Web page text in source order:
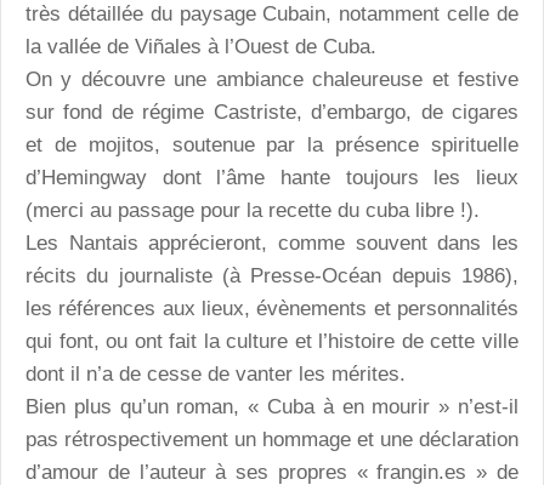
très détaillée du paysage Cubain, notamment celle de
la vallée de Viñales à l’Ouest de Cuba.
On y découvre une ambiance chaleureuse et festive
sur fond de régime Castriste, d’embargo, de cigares
et de mojitos, soutenue par la présence spirituelle
d’Hemingway dont l’âme hante toujours les lieux
(merci au passage pour la recette du cuba libre !).
Les Nantais apprécieront, comme souvent dans les
récits du journaliste (à Presse-Océan depuis 1986),
les références aux lieux, évènements et personnalités
qui font, ou ont fait la culture et l’histoire de cette ville
dont il n’a de cesse de vanter les mérites.
Bien plus qu’un roman, « Cuba à en mourir » n’est-il
pas rétrospectivement un hommage et une déclaration
d’amour de l’auteur à ses propres « frangin.es » de